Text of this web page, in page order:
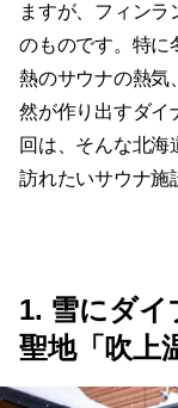
ますが、フィンラ
のものです。特に
熱のサウナの熱気
然が作り出すダイ
回は、そんな北海
訪れたいサウナ施
1. 雪にダイ
聖地「吹上